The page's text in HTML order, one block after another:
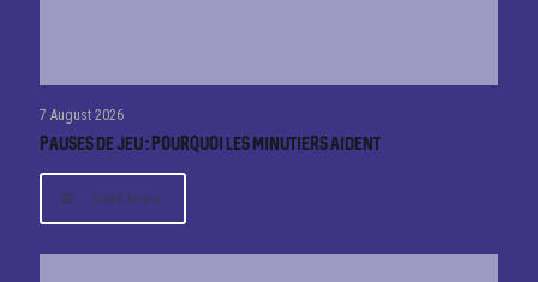
7 August 2026
Pauses de jeu : pourquoi les minutiers aident
Read More